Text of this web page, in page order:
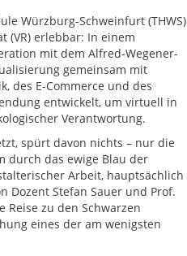
Würzburg-Schweinfurt (THWS)
(VR) erlebbar: In einem
mit dem Alfred-Wegener-
gemeinsam mit
des E-Commerce und des
entwickelt, um virtuell in
Verantwortung.
spürt davon nichts – nur die
durch das ewige Blau der
Arbeit, hauptsächlich
Dozent Stefan Sauer und Prof.
Reise zu den Schwarzen
eines der am wenigsten